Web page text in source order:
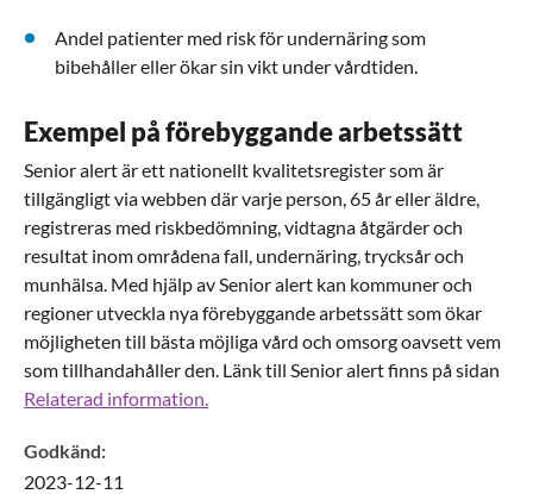
Andel patienter med risk för undernäring som
bibehåller eller ökar sin vikt under vårdtiden.
Exempel på förebyggande arbetssätt
Senior alert är ett nationellt kvalitetsregister som är
tillgängligt via webben där varje person, 65 år eller äldre,
registreras med riskbedömning, vidtagna åtgärder och
resultat inom områdena fall, undernäring, trycksår och
munhälsa. Med hjälp av Senior alert kan kommuner och
regioner utveckla nya förebyggande arbetssätt som ökar
möjligheten till bästa möjliga vård och omsorg oavsett vem
som tillhandahåller den. Länk till Senior alert finns på sidan
Relaterad information.
Godkänd:
2023-12-11